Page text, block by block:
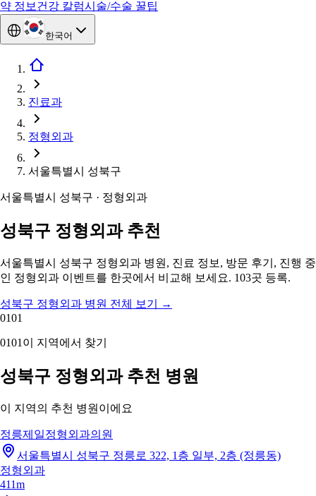
약 정보 건강 칼럼시술/수술 꿀팁
한국어
진료과
정형외과
서울특별시 성북구
서울특별시 성북구 · 정형외과
성북구 정형외과 추천
서울특별시 성북구 정형외과 병원, 진료 정보, 방문 후기, 진행 중
인 정형외과 이벤트를 한곳에서 비교해 보세요. 103곳 등록.
성북구 정형외과 병원 전체 보기
→
0101
0101 이 지역에서 찾기
성북구 정형외과 추천 병원
이 지역의 추천 병원이에요
정릉제일정형외과의원
서울특별시 성북구 정릉로 322, 1층 일부, 2층 (정릉동)
정형외과
411m